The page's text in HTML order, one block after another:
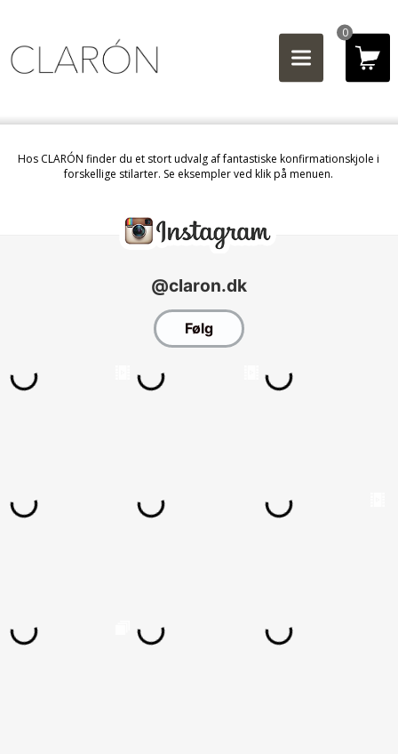
0
Hos CLARÓN finder du et stort udvalg af fantastiske konfirmationskjole i
forskellige stilarter. Se eksempler ved klik på menuen.